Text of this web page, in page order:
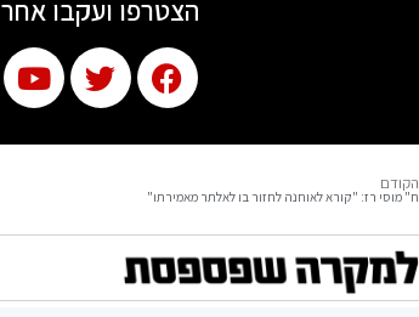
הצטרפו ועקבו אחר
הקודם
ח" מוסי רז: "קורא לאוחנה לחזור בו לאלתר מאמירתו"